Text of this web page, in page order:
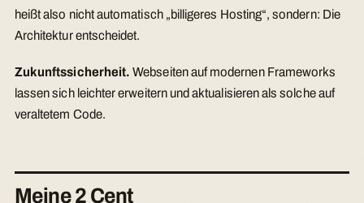
heißt also nicht automatisch „billigeres Hosting“, sondern: Die
Architektur entscheidet.
Zukunftssicherheit. Webseiten auf modernen Frameworks
lassen sich leichter erweitern und aktualisieren als solche auf
veraltetem Code.
Meine 2 Cent